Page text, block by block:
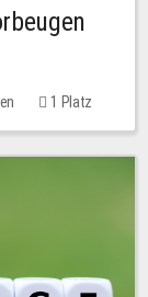
1 Platz